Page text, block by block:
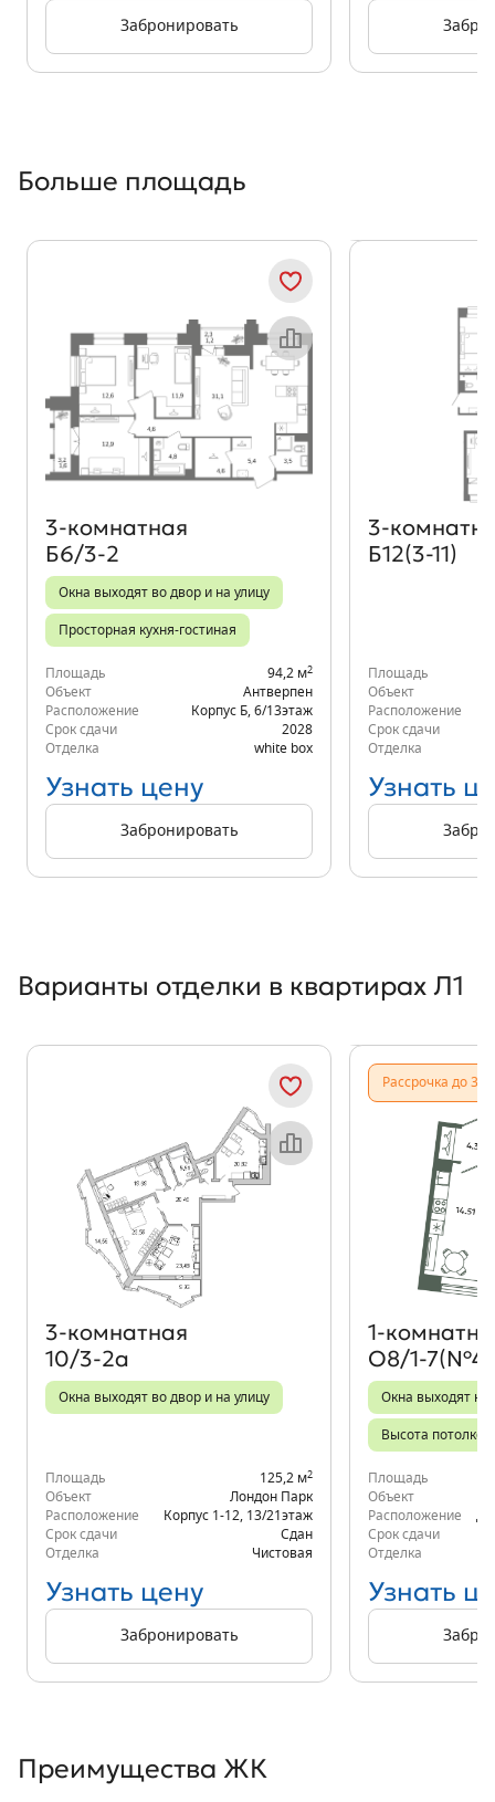
Забронировать
Больше площадь
Объект месяца
3‑комнатная
Б6/3-2
Окна выходят во двор и на улицу
Просторная кухня-гостиная
Площадь 94,2 м2
Объект
Антверпен
Расположение
Корпус Б 6/13этаж
Срок сдачи
2028
Отделка
white box
Узнать цену
Забронировать
Б12(3-11)
Площадь
Объект
Расположение
Срок сдачи
Отделка
Узнать
Варианты отделки в квартирах Л1
3‑комнатная
10/3-2а
Окна выходят во двор и на улицу
Площадь 125,2 м2
Объект
Лондон Парк
Расположение
Корпус 1-12 13/21 этаж
Срок сдачи
Сдан
Отделка
Чистовая
Узнать цену
Забронировать
Рассрочка до
О8/1-
Окна выходят на
Высота
Площадь
Объект
Расположение
Срок сдачи
Отделка
Узнать
Преимущества ЖК